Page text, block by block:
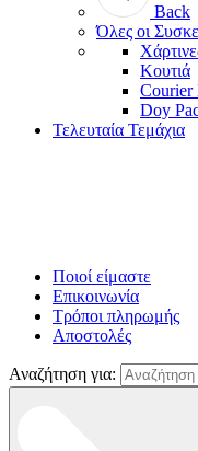
Back
Όλες οι
Κουτιά
Courier
Doy
Τελευταία Τεμάχια
Ποιοί είμαστε
Επικοινωνία
Τρόποι πληρωμής
Αποστολές
Αναζήτηση για: